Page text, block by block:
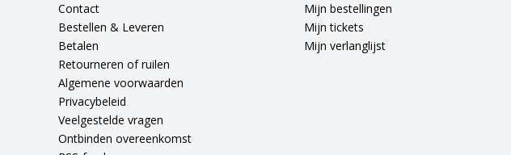
Contact
Bestellen & Leveren
Betalen
Retourneren of ruilen
Algemene voorwaarden
Privacybeleid
Veelgestelde vragen
Ontbinden overeenkomst
Mijn bestellingen
Mijn tickets
Mijn verlanglijst